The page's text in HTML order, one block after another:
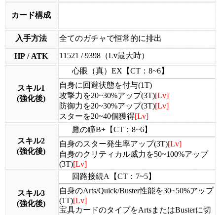
カード構成
入手方法 全てのガチャで恒常的に排出
HP / ATK 11521 / 9398（Lv最大時）
スキル1
(強化後)
心眼（真）EX【CT：8~6】
自身に回避状態を付与(1T)
攻撃力を20~30%アップ(3T)[Lv]
防御力を20~30%アップ(3T)[Lv]
スターを20~40個獲得[Lv]
スキル2
(強化後)
鷹の瞳B+【CT：8~6】
自身のスター発生率アップ(3T)[Lv]
自身のクリティカル威力を50~100%アップ
(3T)[Lv]
スキル3
(強化後)
回路接続A【CT：7~5】
自身のArts/Quick/Buster性能を30~50%アップ
(1T)[Lv]
宝具カードのタイプをArtsまたはBusterに切